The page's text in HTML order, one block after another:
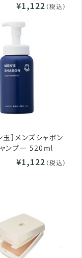
¥1,122 （税込）
玉］メンズシャボン
ンプー 520ml
¥1,122 （税込）